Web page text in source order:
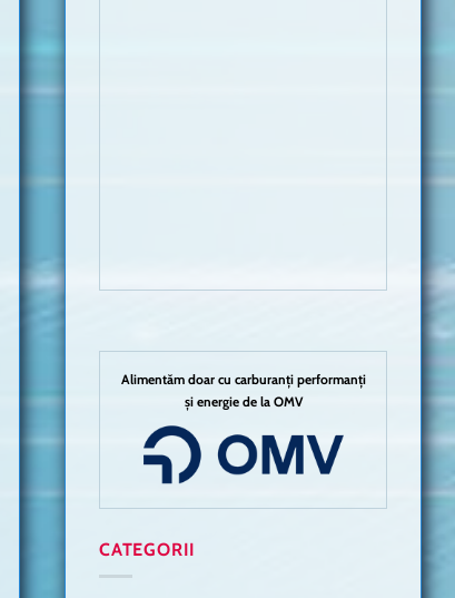
Alimentăm doar cu carburanți performanți
și energie de la OMV
CATEGORII